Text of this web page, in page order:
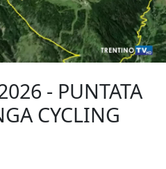
- PUNTATA
CYCLING